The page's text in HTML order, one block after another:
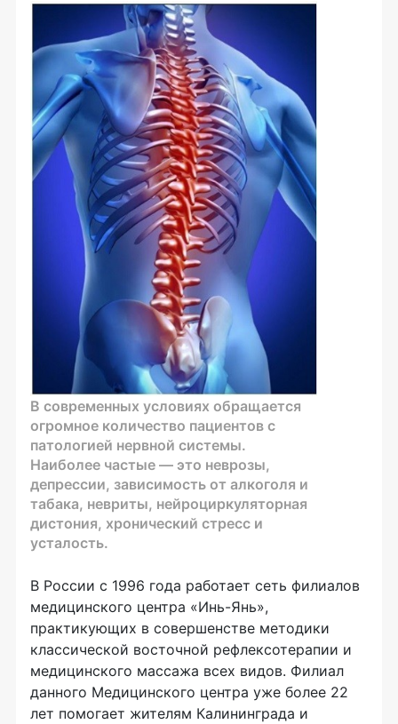
В современных условиях обращается
огромное количество пациентов с
патологией нервной системы.
Наиболее частые — это неврозы,
депрессии, зависимость от алкоголя и
табака, невриты, нейроциркуляторная
дистония, хронический стресс и
усталость.
В России с 1996 года работает сеть филиалов
медицинского центра «Инь-Янь»,
практикующих в совершенстве методики
классической восточной рефлексотерапии и
медицинского массажа всех видов. Филиал
данного Медицинского центра уже более 22
лет помогает жителям Калининграда и